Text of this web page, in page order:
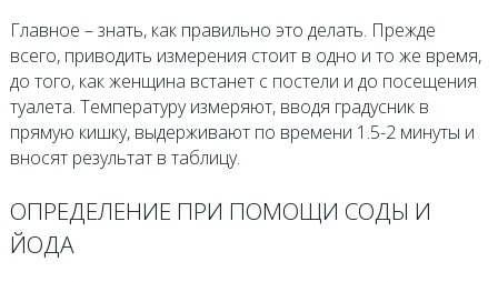
Главное – знать, как правильно это делать. Прежде
всего, приводить измерения стоит в одно и то же время,
до того, как женщина встанет с постели и до посещения
туалета. Температуру измеряют, вводя градусник в
прямую кишку, выдерживают по времени 1.5-2 минуты и
вносят результат в таблицу.
ОПРЕДЕЛЕНИЕ ПРИ ПОМОЩИ СОДЫ И
ЙОДА